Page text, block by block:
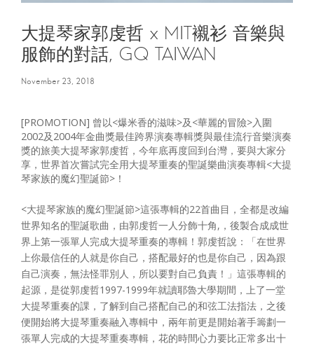
大提琴家郭虔哲 x MIT襯衫 音樂與
服飾的對話, GQ TAIWAN
November 23, 2018
[PROMOTION] 曾以<爆米香的滋味>及<華麗的冒險>入圍
2002及2004年金曲獎最佳跨界演奏專輯獎與最佳流行音樂演奏
獎的旅美大提琴家郭虔哲，今年底再度回到台灣，要與大家分
享，世界首次嘗試完全用大提琴重奏的聖誕樂曲演奏專輯<大提
琴家族的魔幻聖誕節>！
<大提琴家族的魔幻聖誕節>這張專輯的22首曲目，全都是改編
世界知名的聖誕歌曲，由郭虔哲一人分飾十角,，後製合成成世
界上第一張單人完成大提琴重奏的專輯！郭虔哲說：「在世界
上你最信任的人就是你自己，搭配最好的也是你自己，因為跟
自己演奏，無法怪罪別人，所以要對自己負責！」這張專輯的
起源，是從郭虔哲1997-1999年就讀耶魯大學期間，上了一堂
大提琴重奏的課，了解到自己搭配自己的和弦工法指法，之後
便開始將大提琴重奏融入專輯中，兩年前更是開始著手籌劃一
張單人完成的大提琴重奏專輯，花的時間心力要比正常多出十